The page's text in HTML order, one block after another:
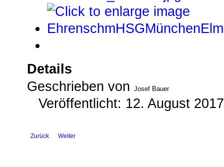
Details
Geschrieben von Josef Bauer
Veröffentlicht: 12. August 2017
Zurück Weiter